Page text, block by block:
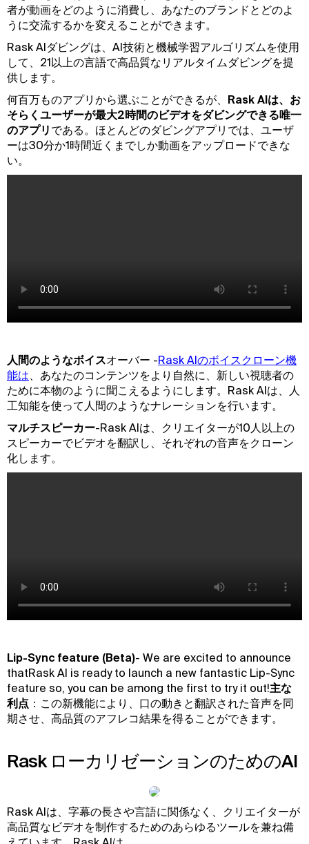
者が動画をどのように消費し、あなたのブランドとどのよ
うに交流するかを変えることができます。
Rask AIダビングは、AI技術と機械学習アルゴリズムを使用
して、21以上の言語で高品質なリアルタイムダビングを提
供します。
何百万ものアプリから選ぶことができるが、 Rask AIは、お
そらくユーザーが最大2時間のビデオをダビングできる唯一
のアプリ である。ほとんどのダビングアプリでは、ユーザ
ーは30分か1時間近くまでしか動画をアップロードできな
い。
人間のようなボイスオーバー -Rask AIのボイスクローン機
能は 、あなたのコンテンツをより自然に、新しい視聴者の
ために本物のように聞こえるようにします。Rask AIは、人
工知能を使って人間のようなナレーションを行います。
マルチスピーカー-Rask AIは、クリエイターが10人以上の
スピーカーでビデオを翻訳し、それぞれの音声をクローン
化します。
‍Lip-Sync feature (Beta)- We are excited to announce
thatRask AI is ready to launch a new fantastic Lip-Sync
feature so, you can be among the first to try it out!主な
利点 ：この新機能により、口の動きと翻訳された音声を同
期させ、高品質のアフレコ結果を得ることができます。
Rask ローカリゼーションのためのAI
Rask AIは、字幕の長さや言語に関係なく、クリエイターが
高品質なビデオを制作するためのあらゆるツールを兼ね備